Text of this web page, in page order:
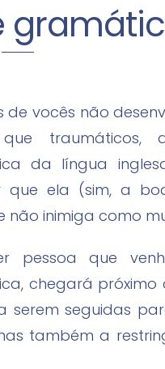
de vocês não
traumáticos,
da língua
que ela (sim, a
não inimiga como
pessoa que
chegará
serem seguidas
também a